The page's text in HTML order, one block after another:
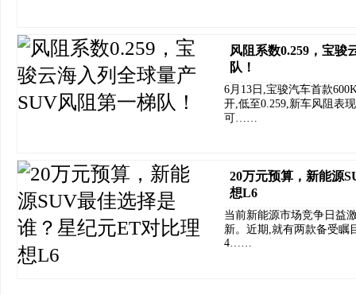
风阻系数0.259，宝骏
队！
6月13日,宝骏汽车首款
开,低至0.259,新车风阻表
可……
20万元预算，新能源
想L6
当前新能源市场竞争日益
新。近期,就有两款备受瞩
4……